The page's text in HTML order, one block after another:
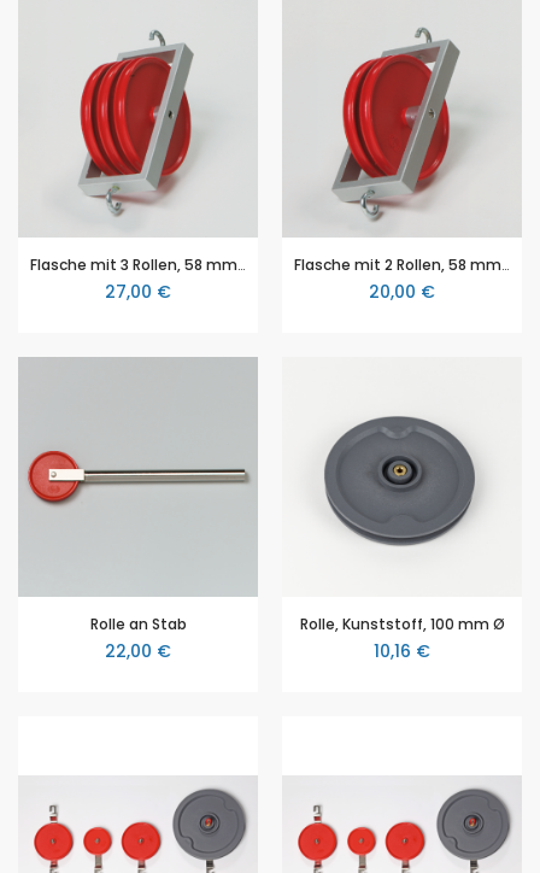
Flasche mit 3 Rollen, 58 mm Ø, Cornelsen
27,00 €
Flasche mit 2 Rollen, 58 mm Ø, Cornelsen
20,00 €
Rolle an Stab
22,00 €
Rolle, Kunststoff, 100 mm Ø
10,16 €